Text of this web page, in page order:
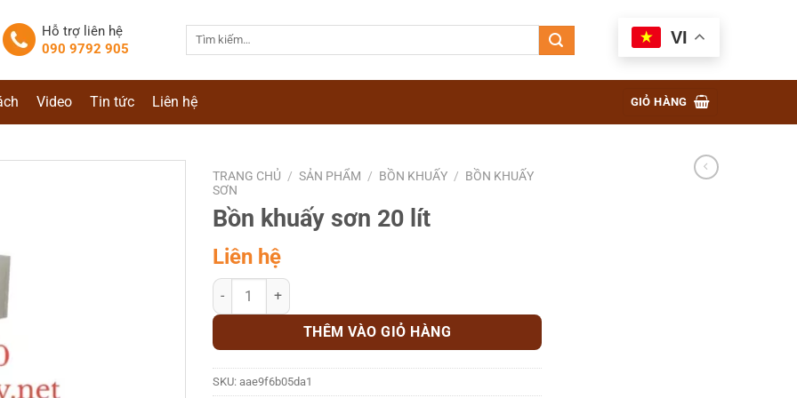
Hỗ trợ liên hệ
090 9792 905
VI
Video Tin tức Liên hệ GIỎ HÀNG
TRANG CHỦ / SẢN PHẨM / BỒN KHUẤY / BỒN KHUẤY
SƠN
Bồn khuấy sơn 20 lít
Liên hệ
Bồn khuấy sơn 20 lít số lượng
THÊM VÀO GIỎ HÀNG
SKU: aae9f6b05da1